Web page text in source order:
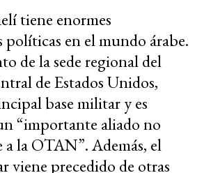
tiene enormes
políticas en el mundo árabe.
de la sede regional del
de Estados Unidos,
base militar y es
“importante aliado no
la OTAN”. Además, el
viene precedido de otras